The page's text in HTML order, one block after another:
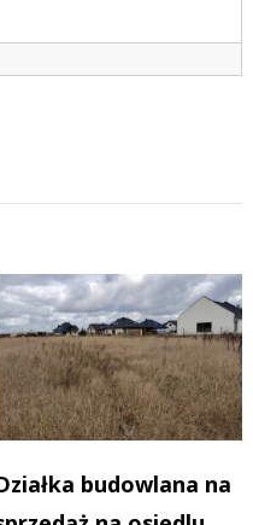
budowlana na